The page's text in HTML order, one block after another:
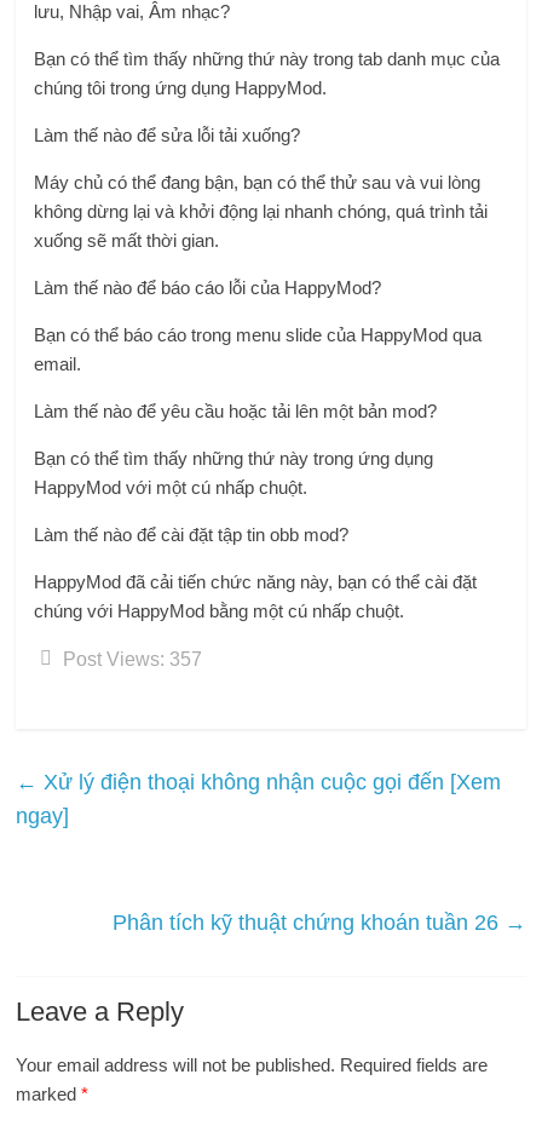
lưu, Nhập vai, Âm nhạc?
Bạn có thể tìm thấy những thứ này trong tab danh mục của
chúng tôi trong ứng dụng HappyMod.
Làm thế nào để sửa lỗi tải xuống?
Máy chủ có thể đang bận, bạn có thể thử sau và vui lòng
không dừng lại và khởi động lại nhanh chóng, quá trình tải
xuống sẽ mất thời gian.
Làm thế nào để báo cáo lỗi của HappyMod?
Bạn có thể báo cáo trong menu slide của HappyMod qua
email.
Làm thế nào để yêu cầu hoặc tải lên một bản mod?
Bạn có thể tìm thấy những thứ này trong ứng dụng
HappyMod với một cú nhấp chuột.
Làm thế nào để cài đặt tập tin obb mod?
HappyMod đã cải tiến chức năng này, bạn có thể cài đặt
chúng với HappyMod bằng một cú nhấp chuột.
Post Views: 357
← Xử lý điện thoại không nhận cuộc gọi đến [Xem
ngay]
Phân tích kỹ thuật chứng khoán tuần 26 →
Leave a Reply
Your email address will not be published. Required fields are
marked*